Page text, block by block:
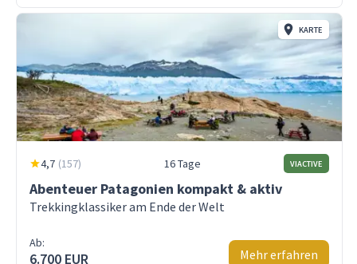
KARTE
4,7 (157) 16 Tage VIACTIVE
Abenteuer Patagonien kompakt & aktiv
Trekkingklassiker am Ende der Welt
Ab:
6.700 EUR Mehr erfahren